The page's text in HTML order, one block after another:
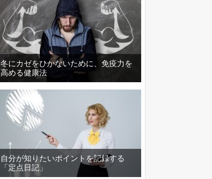
冬にカゼをひかないために、免疫力を
高める健康法
自分が知りたいポイントを記録する
「定点日記」